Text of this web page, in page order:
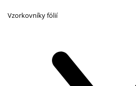
Vzorkovníky fólií